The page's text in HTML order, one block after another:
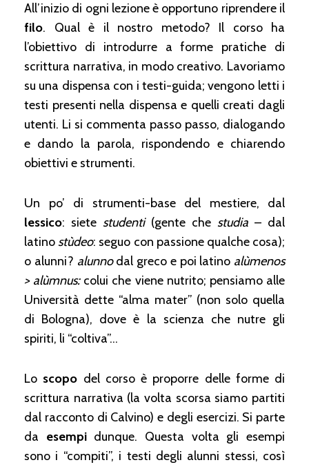
All’inizio di ogni lezione è opportuno riprendere il
filo. Qual è il nostro metodo? Il corso ha
l’obiettivo di introdurre a forme pratiche di
scrittura narrativa, in modo creativo. Lavoriamo
su una dispensa con i testi-guida; vengono letti i
testi presenti nella dispensa e quelli creati dagli
utenti. Li si commenta passo passo, dialogando
e dando la parola, rispondendo e chiarendo
obiettivi e strumenti.
Un po’ di strumenti-base del mestiere, dal
lessico: siete studenti(gente che studia – dal
latinostùdeo: seguo con passione qualche cosa);
o alunni? alunnodal greco e poi latino alùmenos
> alùmnus:colui che viene nutrito; pensiamo alle
Università dette “alma mater” (non solo quella
di Bologna), dove è la scienza che nutre gli
spiriti, li “coltiva”…
Lo scopo del corso è proporre delle forme di
scrittura narrativa (la volta scorsa siamo partiti
dal racconto di Calvino) e degli esercizi. Si parte
da esempidunque. Questa volta gli esempi
sono i “compiti”, i testi degli alunni stessi, così